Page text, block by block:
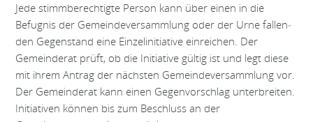
Jede stimmberechtigte Person kann über einen in die
Befugnis der Gemeindeversammlung oder der Urne fallen­
den Gegenstand eine Einzelinitiative einreichen. Der
Gemeinderat prüft, ob die Initiative gültig ist und legt diese
mit ihrem Antrag der nächsten Gemeindeversammlung vor.
Der Gemeinderat kann einen Gegenvorschlag unterbreiten.
Initiativen können bis zum Be­schluss an der